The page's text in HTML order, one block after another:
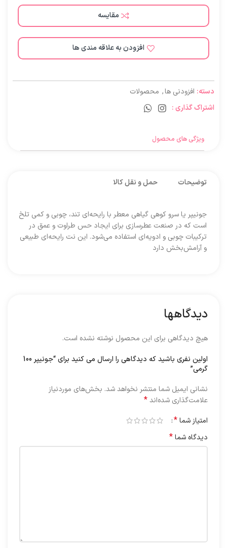
مقایسه
افزودن به علاقه مندی ها
دسته: افزودنی ها, محصولات
اشتراک گذاری :
ویژگی های محصول
توضیحات حمل و نقل کالا
جونیپر یا سرو کوهی گیاهی معطر با رایحه‌ای تند، چوبی و کمی تلخ
است که در صنعت عطرسازی برای ایجاد حس طراوت و عمق در
ترکیبات چوبی و ادویه‌ای استفاده می‌شود. این نت رایحه‌ای طبیعی
و آرامش‌بخش دارد
دیدگاهها
هیچ دیدگاهی برای این محصول نوشته نشده است.
اولین نفری باشید که دیدگاهی را ارسال می کنید برای “جونیپر 100
گرمی”
نشانی ایمیل شما منتشر نخواهد شد. بخش‌های موردنیاز
علامت‌گذاری شده‌اند*
امتیاز شما*
دیدگاه شما*